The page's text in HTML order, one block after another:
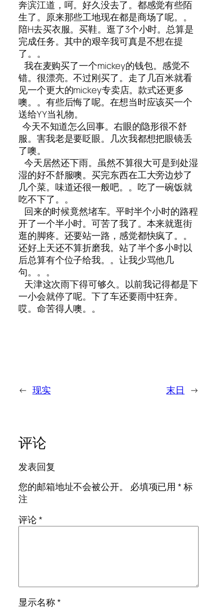
奔滨江道，呵。好久没去了。都感觉有些陌
生了。原来那些工地现在都是商场了呢。。
陪H去买衣服。买鞋。逛了3个小时。总算是
完成任务。其中的艰辛我可真是不想在提
了。。
我在麦购买了一个mickey的钱包。感觉不
错。很漂亮。不过刚买了。走了几百米就看
见一个更大的mickey专卖店。款式还更多
噢。。有些后悔了呢。在想当时应该买一个
送给YY当礼物。
今天不知道怎么回事。右眼的隐形很不舒
服。害我老是要眨眼。几次我都想把眼镜丢
了噢。
今天居然还下雨。虽然不算很大可是到处湿
湿的好不舒服噢。买完东西在工大旁边炒了
几个菜。味道还很一般吧。。吃了一碗饭就
吃不下了。。
回来的时候竟然堵车。平时半个小时的路程
开了一个半小时。可苦了我了。本来就逛街
逛的脚疼。还要站一路，感觉都快疯了。。
还好上天还不算折磨我。站了半个多小时以
后总算有个位子给我。。让我少骂他几
句。。。
天津这次雨下得可够久。以前我记得都是下
一小会就停了呢。下了车还要雨中狂奔。
哎。命苦得人噢。。
← 现实 末日 →
评论
发表回复
您的邮箱地址不会被公开。
必填项已用*标
注
评论*
显示名称*